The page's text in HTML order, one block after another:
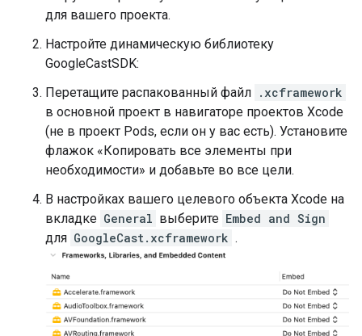
для вашего проекта.
Настройте динамическую библиотеку
GoogleCastSDK:
Перетащите распакованный файл .xcframework
в основной проект в навигаторе проектов Xcode
(не в проект Pods, если он у вас есть). Установите
флажок «Копировать все элементы при
необходимости» и добавьте во все цели.
В настройках вашего целевого объекта Xcode на
вкладке General выберите Embed and Sign
для GoogleCast.xcframework .